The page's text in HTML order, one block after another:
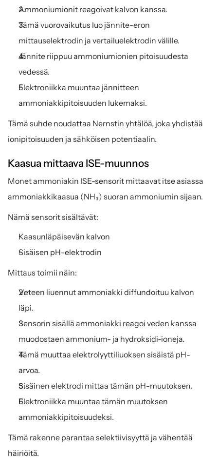
Ammoniumionit reagoivat kalvon kanssa.
Tämä vuorovaikutus luo jännite-eron
mittauselektrodin ja vertailuelektrodin välille.
Jännite riippuu ammoniumionien pitoisuudesta
vedessä.
Elektroniikka muuntaa jännitteen
ammoniakkipitoisuuden lukemaksi.
Tämä suhde noudattaa Nernstin yhtälöä, joka yhdistää
ionipitoisuuden ja sähköisen potentiaalin.
Kaasua mittaava ISE-muunnos
Monet ammoniakin ISE-sensorit mittaavat itse asiassa
ammoniakkikaasua (NH₃) suoran ammoniumin sijaan.
Nämä sensorit sisältävät:
Kaasunläpäisevän kalvon
Sisäisen pH-elektrodin
Mittaus toimii näin:
Veteen liuennut ammoniakki diffundoituu kalvon
läpi.
Sensorin sisällä ammoniakki reagoi veden kanssa
muodostaen ammonium- ja hydroksidi-ioneja.
Tämä muuttaa elektrolyyttiliuoksen sisäistä pH-
arvoa.
Sisäinen elektrodi mittaa tämän pH-muutoksen.
Elektroniikka muuntaa tämän muutoksen
ammoniakkipitoisuudeksi.
Tämä rakenne parantaa selektiivisyyttä ja vähentää
häiriöitä.